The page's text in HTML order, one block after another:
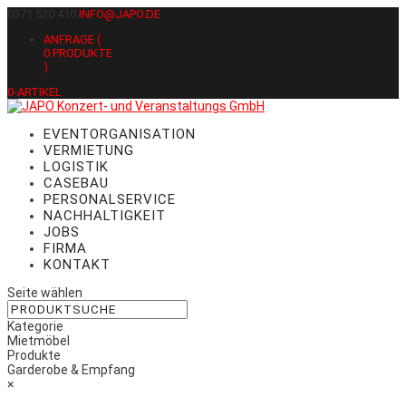
0371 520 410 INFO@JAPO.DE
ANFRAGE (
0 PRODUKTE
)
0-ARTIKEL
EVENTORGANISATION
VERMIETUNG
LOGISTIK
CASEBAU
PERSONALSERVICE
NACHHALTIGKEIT
JOBS
FIRMA
KONTAKT
Seite wählen
Kategorie
Mietmöbel
Produkte
Garderobe & Empfang
×